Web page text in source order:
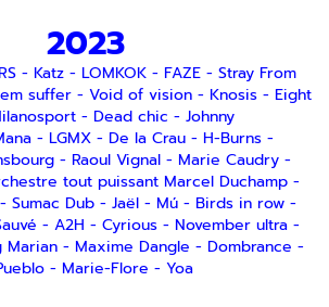
2023
- Katz - LOMKOK - FAZE - Stray From
suffer - Void of vision - Knosis - Eight
- Dead chic - Johnny
- LGMX - De la Crau - H-Burns -
- Raoul Vignal - Marie Caudry -
tout puissant Marcel Duchamp -
- Sumac Dub - Jaël - Mú - Birds in row -
- A2H - Cyrious - November ultra -
Marian - Maxime Dangle - Dombrance -
- Marie-Flore - Yoa